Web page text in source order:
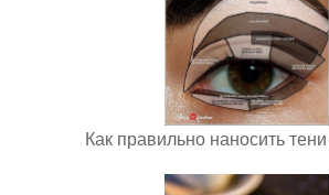
Как правильно наносить